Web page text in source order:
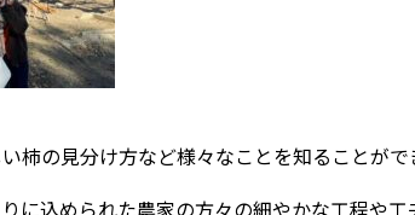
柿の見分け方など様々なことを知ることがで
に込められた農家の方々の細やかな工程や